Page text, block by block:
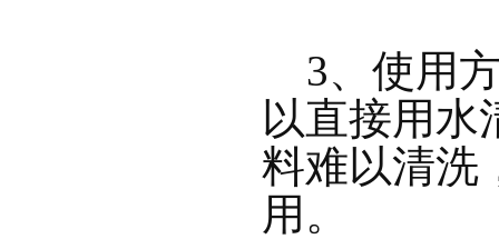
3、使用
以直接用水
料难以清洗
用。